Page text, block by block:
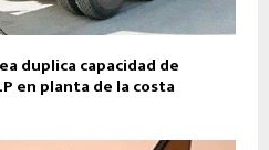
duplica capacidad de
en planta de la costa